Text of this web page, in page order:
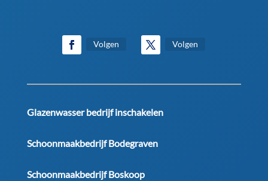
Volgen Volgen
Glazenwasser bedrijf inschakelen
Schoonmaakbedrijf Bodegraven
Schoonmaakbedrijf Boskoop